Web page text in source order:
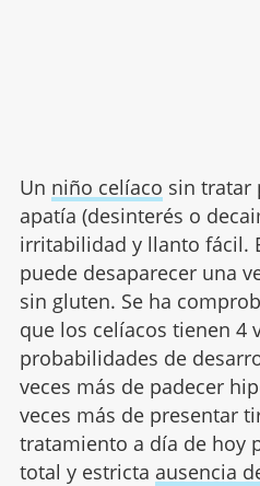
Un niño celíaco sin tratar
apatía (desinterés o
irritabilidad y llanto fácil.
puede desaparecer una
sin gluten. Se ha
que los celíacos tienen 4
probabilidades de
veces más de padecer
veces más de presentar
tratamiento a día de hoy
total y estricta ausencia